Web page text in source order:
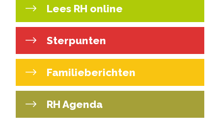
Lees RH online
Sterpunten
Familieberichten
RH Agenda